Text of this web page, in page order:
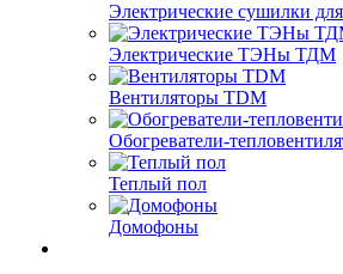
Электрические сушилки
Электрические ТЭНы ТДМ
Вентиляторы TDM
Обогреватели-
Теплый пол
Домофоны